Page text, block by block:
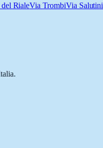
RialeVia TrombiVia Salutini